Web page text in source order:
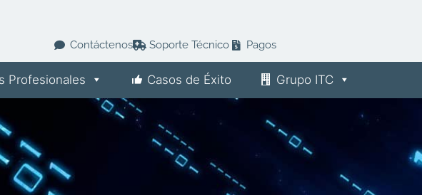
Contáctenos Soporte Técnico Pagos
Profesionales Casos de Éxito Grupo ITC